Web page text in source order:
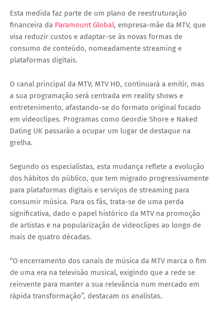
Esta medida faz parte de um plano de reestruturação
financeira da Paramount Global, empresa-mãe da MTV, que
visa reduzir custos e adaptar-se às novas formas de
consumo de conteúdo, nomeadamente streaming e
plataformas digitais.
O canal principal da MTV, MTV HD, continuará a emitir, mas
a sua programação será centrada em reality shows e
entretenimento, afastando-se do formato original focado
em videoclipes. Programas como Geordie Shore e Naked
Dating UK passarão a ocupar um lugar de destaque na
grelha.
Segundo os especialistas, esta mudança reflete a evolução
dos hábitos do público, que tem migrado progressivamente
para plataformas digitais e serviços de streaming para
consumir música. Para os fãs, trata-se de uma perda
significativa, dado o papel histórico da MTV na promoção
de artistas e na popularização de videoclipes ao longo de
mais de quatro décadas.
“O encerramento dos canais de música da MTV marca o fim
de uma era na televisão musical, exigindo que a rede se
reinvente para manter a sua relevância num mercado em
rápida transformação”, destacam os analistas.